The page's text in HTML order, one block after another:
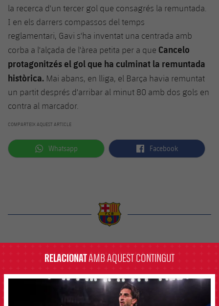
la recerca d'un tercer gol que consagrés la remuntada.
I en els darrers compassos del temps
reglamentari, Gavi s'ha inventat una centrada amb
corba a l'alçada de l'àrea petita per a que Cancelo
protagonitzés el gol que ha culminat la remuntada
històrica. Mai abans, en lliga, el Barça havia remuntat
un partit després d'arribar al minut 80 amb dos gols en
contra al marcador.
COMPARTEIX AQUEST ARTICLE
label.aria.whatsapp
Whatsapp label.aria.facebook
Facebook
RELACIONATAMB AQUEST CONTINGUT
FCB Barcelona badge